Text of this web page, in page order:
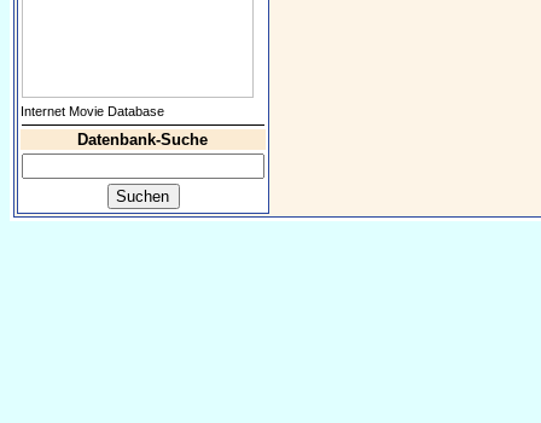
Internet Movie Database
Datenbank-Suche